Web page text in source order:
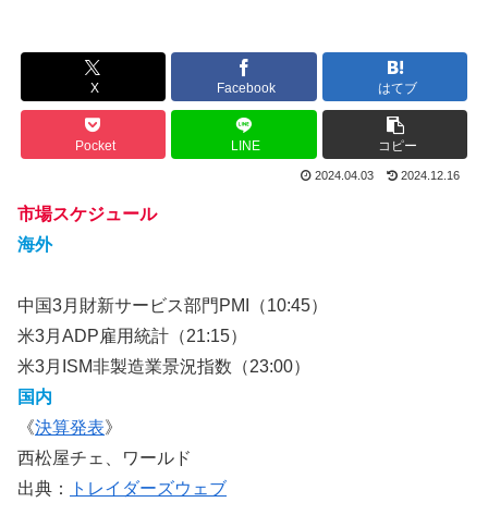
X Facebook はてブ
Pocket LINE コピー
2024.04.03 2024.12.16
市場スケジュール
海外
中国3月財新サービス部門PMI（10:45）
米3月ADP雇用統計（21:15）
米3月ISM非製造業景況指数（23:00）
国内
《決算発表》
西松屋チェ、ワールド
出典：
トレイダーズウェブ